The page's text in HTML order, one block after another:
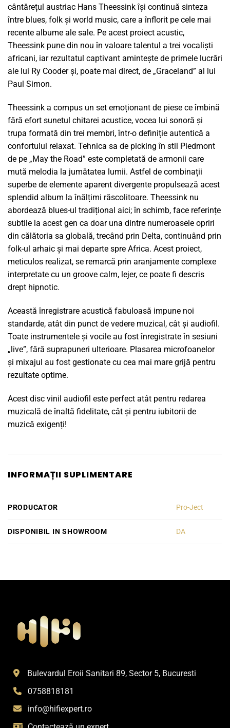
cântărețul austriac Hans Theessink își continuă sinteza
între blues, folk și world music, care a înflorit pe cele mai
recente albume ale sale. Pe acest proiect acustic,
Theessink pune din nou în valoare talentul a trei vocaliști
africani, iar rezultatul captivant amintește de primele lucrări
ale lui Ry Cooder și, poate mai direct, de „Graceland” al lui
Paul Simon.
Theessink a compus un set emoționant de piese ce îmbină
fără efort sunetul chitarei acustice, vocea lui sonoră și
trupa formată din trei membri, într-o definiție autentică a
confortului relaxat. Tehnica sa de picking în stil Piedmont
de pe „May the Road” este completată de armonii care
mută melodia la jumătatea lumii. Astfel de combinații
superbe de elemente aparent divergente propulsează acest
splendid album la înălțimi răscolitoare. Theessink nu
abordează blues-ul tradițional aici; în schimb, face referințe
subtile la acest gen ca doar una dintre numeroasele opriri
din călătoria sa globală, trecând prin Delta, continuând prin
folk-ul arhaic și mai departe spre Africa. Acest proiect,
meticulos realizat, se remarcă prin aranjamente complexe
interpretate cu un groove calm, lejer, ce poate fi descris
drept hipnotic.
Această înregistrare acustică fabuloasă impune noi
standarde, atât din punct de vedere muzical, cât și audiofil.
Toate instrumentele și vocile au fost înregistrate în sesiuni
„live”, fără suprapuneri ulterioare. Plasarea microfoanelor
și mixajul au fost gestionate cu cea mai mare grijă pentru
rezultate optime.
Acest disc vinil audiofil este perfect atât pentru redarea
muzicală de înaltă fidelitate, cât și pentru iubitorii de
muzică exigenți!
INFORMAȚII SUPLIMENTARE
PRODUCATOR Pro-Ject
DISPONIBIL IN SHOWROOM DA
Bulevardul Eroii Sanitari 89, Sector 5, Bucuresti
0758818181
info@hifiexpert.ro